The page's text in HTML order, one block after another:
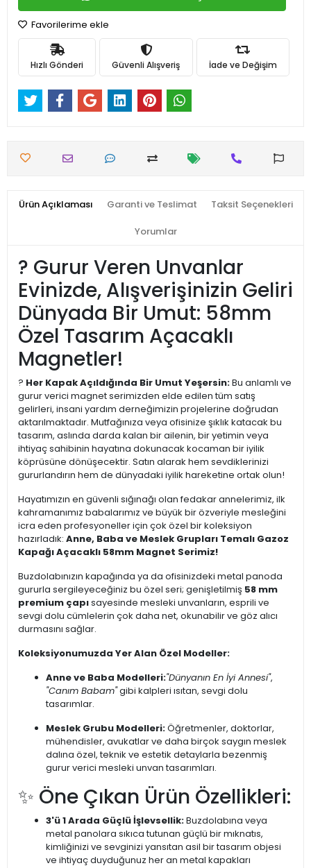
Favorilerime ekle
Hızlı Gönderi Güvenli Alışveriş İade ve Değişim
Ürün Açıklaması Garanti ve Teslimat Taksit Seçenekleri
Yorumlar
? Gurur Veren Unvanlar
Evinizde, Alışverişinizin Geliri
Dünyada Bir Umut: 58mm
Özel Tasarım Açacaklı
Magnetler!
? Her Kapak Açıldığında Bir Umut Yeşersin:Bu anlamlı ve
gurur verici magnet serimizden elde edilen tüm satış
gelirleri, insani yardım derneğimizin projelerine doğrudan
aktarılmaktadır. Mutfağınıza veya ofisinize şıklık katacak bu
tasarım, aslında darda kalan bir ailenin, bir yetimin veya
ihtiyaç sahibinin hayatına dokunacak kocaman bir iyilik
köprüsüne dönüşecektir. Satın alarak hem sevdiklerinizi
gururlandırın hem de dünyadaki iyilik hareketine ortak olun!
Hayatımızın en güvenli sığınağı olan fedakar annelerimiz, ilk
kahramanımız babalarımız ve büyük bir özveriyle mesleğini
icra eden profesyoneller için çok özel bir koleksiyon
hazırladık: Anne, Baba ve Meslek Grupları Temalı Gazoz
Kapağı Açacaklı 58mm Magnet Serimiz!
Buzdolabınızın kapağında ya da ofisinizdeki metal panoda
gururla sergileyeceğiniz bu özel seri; genişletilmiş 58 mm
premium çapısayesinde mesleki unvanların, esprili ve
sevgi dolu cümlelerin çok daha net, okunabilir ve göz alıcı
durmasını sağlar.
Koleksiyonumuzda Yer Alan Özel Modeller:
Anne ve Baba Modelleri:"Dünyanın En İyi Annesi",
"Canım Babam"gibi kalpleri ısıtan, sevgi dolu
tasarımlar.
Meslek Grubu Modelleri:Öğretmenler, doktorlar,
mühendisler, avukatlar ve daha birçok saygın meslek
dalına özel, teknik ve estetik detaylarla bezenmiş
gurur verici mesleki unvan tasarımları.
✨ Öne Çıkan Ürün Özellikleri:
3'ü 1 Arada Güçlü İşlevsellik:Buzdolabına veya
metal panolara sıkıca tutunan güçlü bir mıknatıs,
kimliğinizi ve sevginizi yansıtan asil bir tasarım objesi
ve ihtiyaç duyduğunuz her an metal kapakları